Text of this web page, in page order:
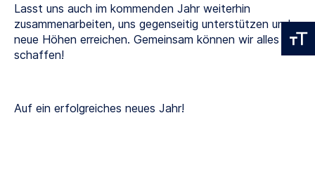
Lasst uns auch im kommenden Jahr weiterhin
zusammenarbeiten, uns gegenseitig unterstützen und
neue Höhen erreichen. Gemeinsam können wir alles
schaffen!
Auf ein erfolgreiches neues Jahr!